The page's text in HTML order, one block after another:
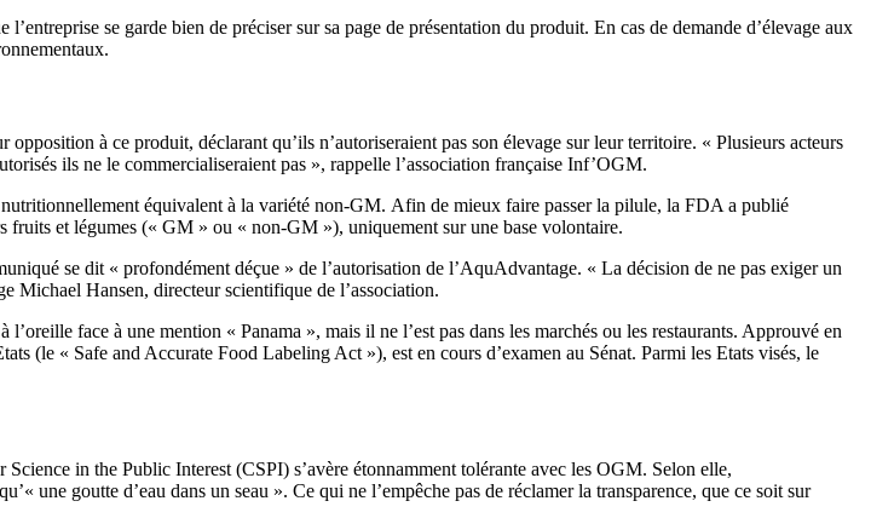
se garde bien de préciser sur sa page de présentation du produit. En cas de demande d’élevage aux
à ce produit, déclarant qu’ils n’autoriseraient pas son élevage sur leur territoire. « Plusieurs acteurs
ils ne le commercialiseraient pas », rappelle l’association française Inf’OGM.
équivalent à la variété non-GM. Afin de mieux faire passer la pilule, la FDA a publié
fruits et légumes (« GM » ou « non-GM »), uniquement sur une base volontaire.
se dit « profondément déçue » de l’autorisation de l’AquAdvantage. « La décision de ne pas exiger un
Michael Hansen, directeur scientifique de l’association.
face à une mention « Panama », mais il ne l’est pas dans les marchés ou les restaurants. Approuvé en
(le « Safe and Accurate Food Labeling Act »), est en cours d’examen au Sénat. Parmi les Etats visés, le
in the Public Interest (CSPI) s’avère étonnamment tolérante avec les OGM. Selon elle,
une goutte d’eau dans un seau ». Ce qui ne l’empêche pas de réclamer la transparence, que ce soit sur